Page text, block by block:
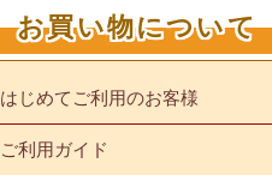
お買い物について
はじめてご利用のお客様
ご利用ガイド